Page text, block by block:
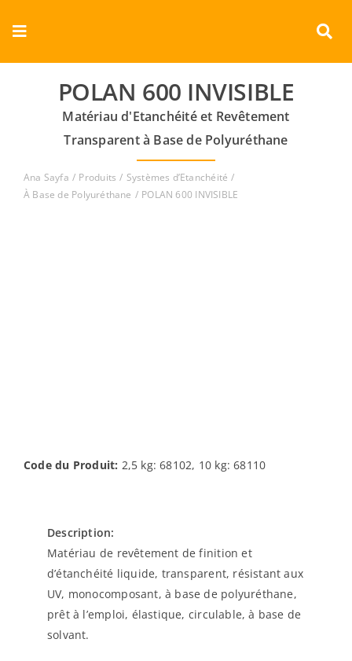
Toggle
Navigation
Entreprise
Produits
Documents
POLAN 600 INVISIBLE
Matériau d'Etanchéité et Revêtement
Transparent à Base de Polyuréthane
Ana Sayfa Produits
Systèmes d’Etanchéité
À Base de Polyuréthane
POLAN 600 INVISIBLE
Code du Produit: 2,5 kg: 68102, 10 kg: 68110
Description:
Matériau de revêtement de finition et
d’étanchéité liquide, transparent, résistant aux
UV, monocomposant, à base de polyuréthane,
prêt à l’emploi, élastique, circulable, à base de
solvant.